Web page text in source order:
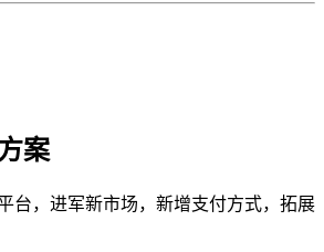
案
台，进军新市场，新增支付方式，拓展